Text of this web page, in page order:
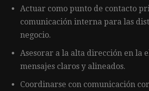
Actuar como punto de contacto
comunicación interna para las
negocio.
Asesorar a la alta dirección en la
mensajes claros y alineados.
Coordinarse con comunicación